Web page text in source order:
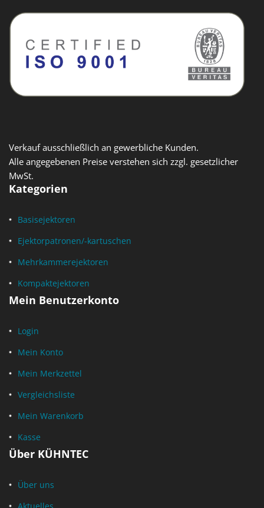
Verkauf ausschließlich an gewerbliche Kunden.
Alle angegebenen Preise verstehen sich zzgl. gesetzlicher
MwSt.
Kategorien
Basisejektoren
Ejektorpatronen/-kartuschen
Mehrkammerejektoren
Kompaktejektoren
Mein Benutzerkonto
Login
Mein Konto
Mein Merkzettel
Vergleichsliste
Mein Warenkorb
Kasse
Über KÜHNTEC
Über uns